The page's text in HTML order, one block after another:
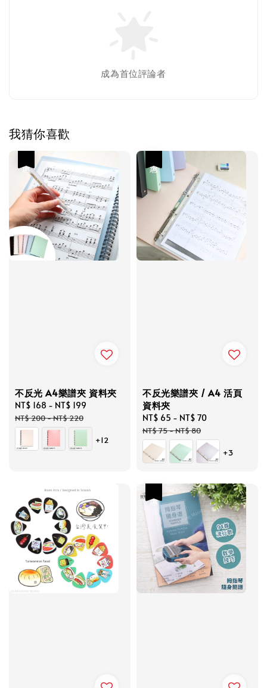
成為首位評論者
我猜你喜歡
不反光 A4樂譜夾 資料夾
Sale
price
NT$ 168 - NT$ 199
NT$ 200-NT$ 220
+12
不反光樂譜夾 / A4 活頁
資料夾
Sale
price
NT$ 65 - NT$ 70
NT$ 75-NT$ 80
+3